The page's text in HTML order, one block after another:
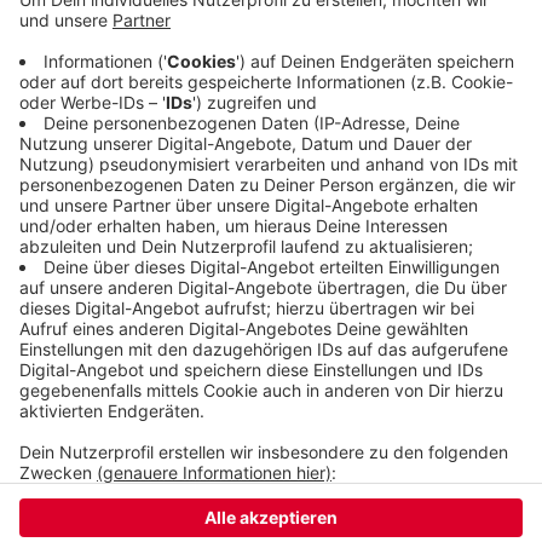
bei denen Menschen verletzt werden. In den
vergangenen Jahren hat es dabei auch immer
wieder Tote gegeben. Die Wuppertaler Polizei ruft
jetzt mit Aufklebern auf ihren Fahrzeugen dazu
auf, beim Abbiegen besonders aufzupassen.
Veröffentlicht:Montag, 16.09.2019 06:41
Anzeige